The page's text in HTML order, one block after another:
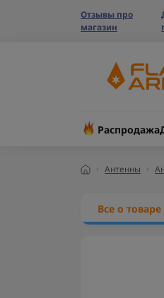
Отзывы про
магазин
Распродажа
Антенны
Все о товаре